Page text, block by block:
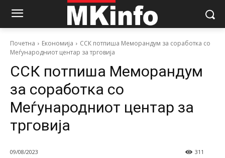
Почетна Економија
ССК потпиша Меморандум за соработка со
Meѓународниот центар за трговија
ССК потпиша Меморандум
за соработка со
Meѓународниот центар за
трговија
09/08/2023 311